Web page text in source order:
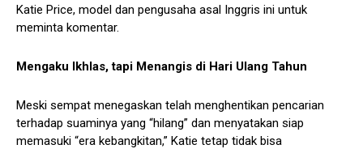
Katie Price, model dan pengusaha asal Inggris ini untuk
meminta komentar.
Mengaku Ikhlas, tapi Menangis di Hari Ulang Tahun
Meski sempat menegaskan telah menghentikan pencarian
terhadap suaminya yang “hilang” dan menyatakan siap
memasuki “era kebangkitan,” Katie tetap tidak bisa